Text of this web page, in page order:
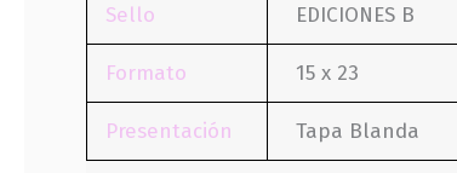
Sello EDICIONES B
Formato 15 x 23
Presentación Tapa Blanda